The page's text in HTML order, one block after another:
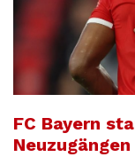
FC Bayern